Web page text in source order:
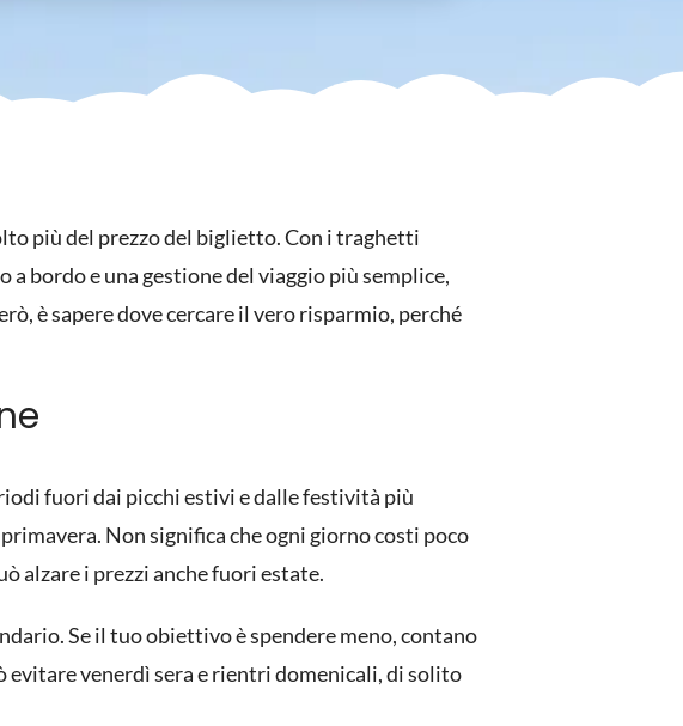
più del prezzo del biglietto. Con i traghetti
bordo e una gestione del viaggio più semplice,
è sapere dove cercare il vero risparmio, perché
fuori dai picchi estivi e dalle festività più
Non significa che ogni giorno costi poco
alzare i prezzi anche fuori estate.
Se il tuo obiettivo è spendere meno, contano
venerdì sera e rientri domenicali, di solito